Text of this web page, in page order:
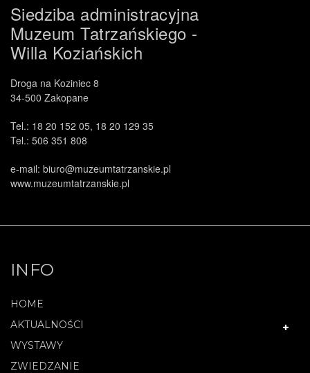
Siedziba administracyjna
Muzeum Tatrzańskiego -
Willa Koziańskich
Droga na Koziniec 8
34-500 Zakopane
Tel.: 18 20 152 05, 18 20 129 35
Tel.: 506 351 808
e-mail: biuro@muzeumtatrzanskie.pl
www.muzeumtatrzanskie.pl
INFO
HOME
AKTUALNOŚCI
WYSTAWY
ZWIEDZANIE